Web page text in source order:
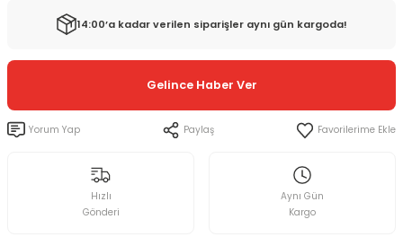
14:00’a kadar verilen siparişler aynı gün kargoda!
Gelince Haber Ver
Yorum Yap Paylaş
Hızlı
Gönderi
Aynı Gün
Kargo